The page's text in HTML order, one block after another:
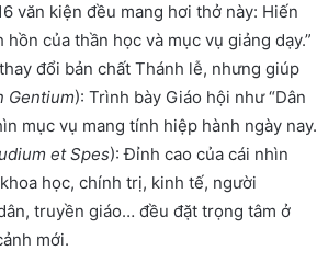
văn kiện đều mang hơi thở này: Hiến
của thần học và mục vụ giảng dạy.”
đổi bản chất Thánh lễ, nhưng giúp
Gentium): Trình bày Giáo hội như “Dân
mục vụ mang tính hiệp hành ngày nay.
et Spes): Đỉnh cao của cái nhìn
học, chính trị, kinh tế, người
truyền giáo… đều đặt trọng tâm ở
mới.